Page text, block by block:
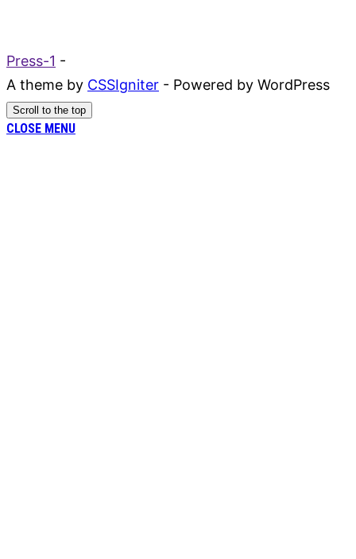
Press-1 -
A theme by CSSIgniter - Powered by WordPress
Scroll to the top
CLOSE MENU